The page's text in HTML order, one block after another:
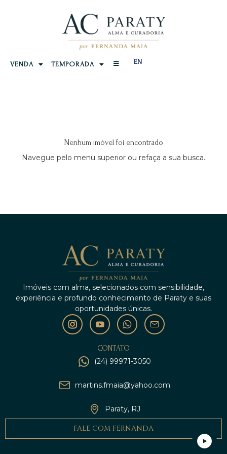
VENDA TEMPORADA EN
Nenhum imóvel foi encontrado
Navegue pelo menu superior ou refaça a sua busca.
Imóveis com alma, selecionados com sensibilidade,
experiência e profundo conhecimento de Paraty e suas
oportunidades únicas.
CONTATO
(24) 99971-3050
martins.fmaia@yahoo.com
Paraty, RJ
FALE COM FERNANDA